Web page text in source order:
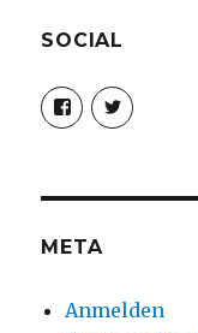
SOCIAL
Profil
von
anzeigen
Profil
von
anzeigen
META
Anmelden